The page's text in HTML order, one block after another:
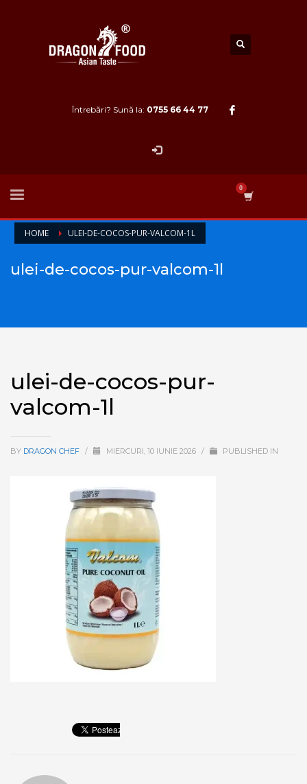
Întrebări? Sună la: 0755 66 44 77
HOME ULEI-DE-COCOS-PUR-VALCOM-1L
ulei-de-cocos-pur-valcom-1l
ulei-de-cocos-pur-
valcom-1l
BY DRAGON CHEF / MIERCURI, 10 IUNIE 2026 / PUBLISHED IN